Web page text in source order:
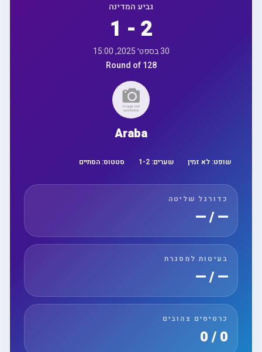
גביע המדינה
1 - 2
30 בספט׳ 2025, 15:00
Round of 128
Araba
שופט:לא זמין שערים: 1 -2 סטטוס:הסתיים
כדורגל שליטה
— / —
בעיטות למסגרת
— / —
כרטיסים צהובים